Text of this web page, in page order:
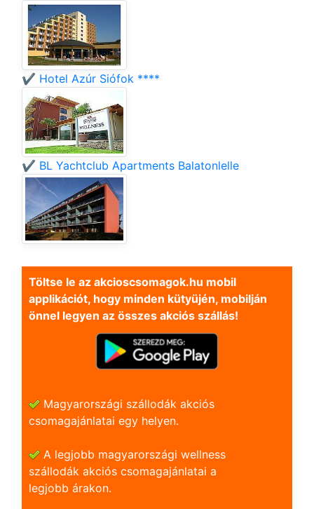
✔️ Hotel Azúr Siófok ****
✔️ BL Yachtclub Apartments Balatonlelle
Töltse le az akcioscsomagok.hu mobil
applikációt, hogy minden kütyüjén, mobilján
önnel legyen az összes akciós szállás!
Magyarországi szállodák akciós
csomagajánlatai egy helyen.
A legjobb magyarországi wellness
szállodák akciós csomagajánlatai a
legjobb árakon.